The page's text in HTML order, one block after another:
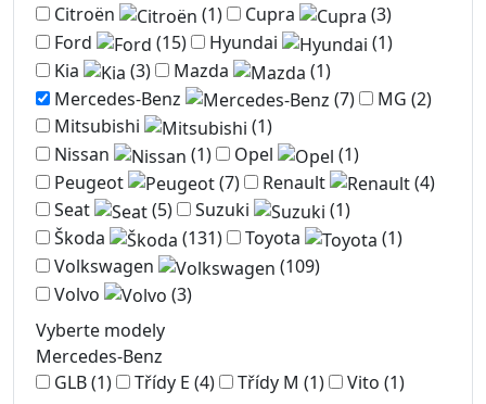
Citroën
(1) Cupra
(3)
Ford
(15) Hyundai
(1)
Kia
(3) Mazda
(1)
Mercedes-Benz
(7) MG (2)
Mitsubishi
(1)
Nissan
(1) Opel
(1)
Peugeot
(7) Renault
(4)
Seat
(5) Suzuki
(1)
Škoda
(131) Toyota
(1)
Volkswagen
(109)
Volvo
(3)
Vyberte modely
Mercedes-Benz
GLB(1) Třídy E (4) Třídy M (1) Vito (1)